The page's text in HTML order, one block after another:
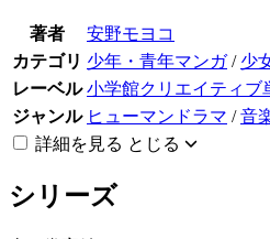
著者
安野モヨコ
カテゴリ 少年・青年マンガ/ 少
レーベル 小学館クリエイティブ
ジャンル ヒューマンドラマ /音
詳細を見る とじる
シリーズ